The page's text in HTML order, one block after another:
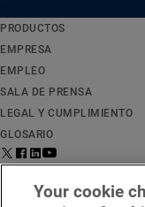
PRODUCTOS
Cloud computing
Seguridad
Distribución de
Todos los productos y
Servicios globales
EMPRESA
Sobre nosotros
Historia
Liderazgo
Premios
Junta directiva
Infrastructure for
Relaciones con los
EMPLEO
Empleo
Trabajar en Akamai
Estudiantes y recién
Entorno laboral
Buscar puestos de
Blog cultural
SALA DE PRENSA
Sala de prensa
Comunicados de prensa
En las noticias
Recursos multimedia
LEGAL Y CUMPLIMIENTO
Aspectos legales
Cumplimiento de la
Centro de confianza
Declaración de
GLOSARIO
¿Qué es la seguridad
¿Qué es una CDN?
¿Qué es el cloud
EMEA
English
Deutsch
Español
Français
Italiano
Português
中文
日本語Your cookie